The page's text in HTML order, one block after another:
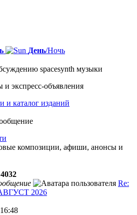
День/Ночь
spacesynth музыки
экспресс-объявления
и каталог изданий
композиции, афиши, анонсы и
4032
Re:
2026